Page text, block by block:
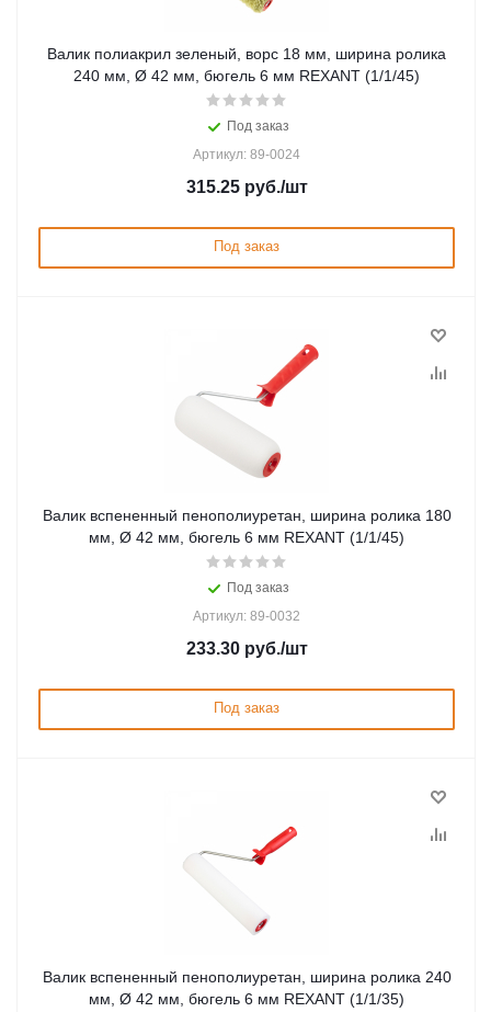
Валик полиакрил зеленый, ворс 18 мм, ширина ролика
240 мм, Ø 42 мм, бюгель 6 мм REXANT (1/1/45)
Под заказ
Артикул: 89-0024
315.25руб./шт
Под заказ
Валик вспененный пенополиуретан, ширина ролика 180
мм, Ø 42 мм, бюгель 6 мм REXANT (1/1/45)
Под заказ
Артикул: 89-0032
233.30руб./шт
Под заказ
Валик вспененный пенополиуретан, ширина ролика 240
мм, Ø 42 мм, бюгель 6 мм REXANT (1/1/35)